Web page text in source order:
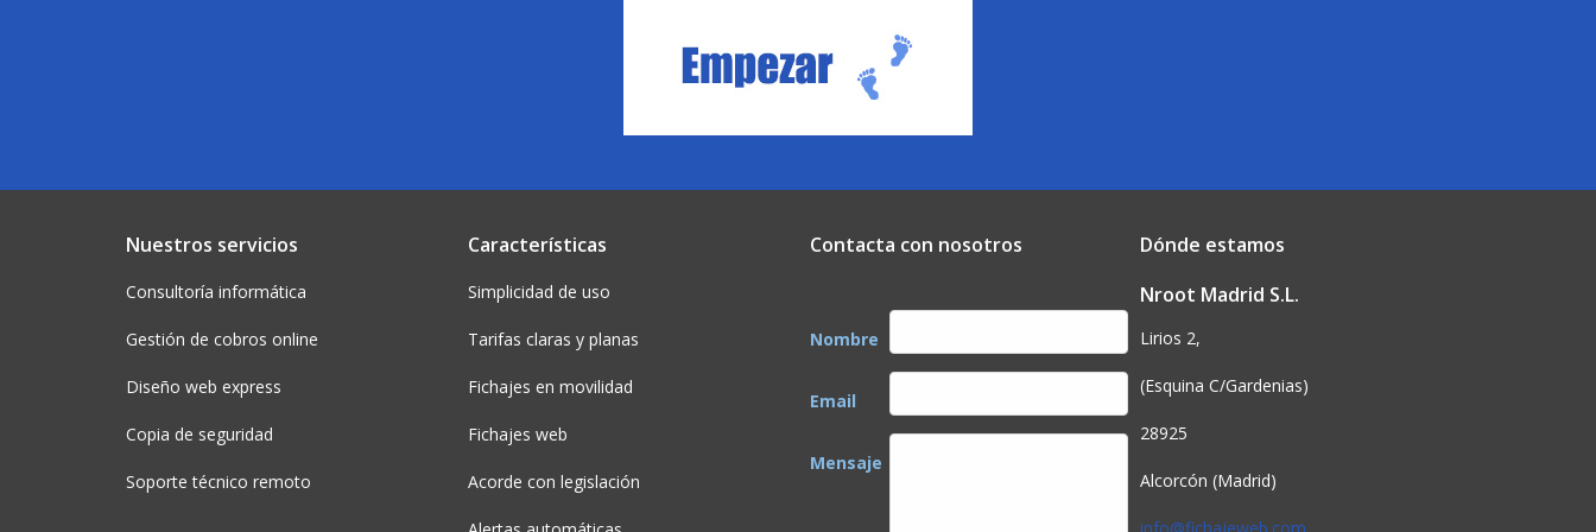
Nuestros servicios
Consultoría informática
Gestión de cobros online
Diseño web express
Copia de seguridad
Soporte técnico remoto
Características
Simplicidad de uso
Tarifas claras y planas
Fichajes en movilidad
Fichajes web
Acorde con legislación
Contacta con nosotros
Nombre
Email
Mensaje
Dónde estamos
Nroot Madrid S.L.
Lirios 2,
(Esquina C/Gardenias)
28925
Alcorcón (Madrid)